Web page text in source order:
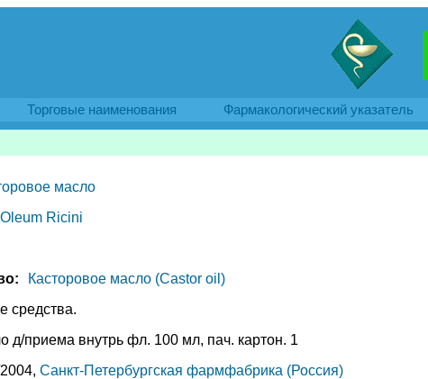
Торговые наименования Фармакологический указатель
масло
Oleum Ricini
Касторовое масло (Castor oil)
средства.
д/приема внутрь фл. 100 мл, пач. картон. 1
Санкт-Петербургская фармфабрика (Россия)